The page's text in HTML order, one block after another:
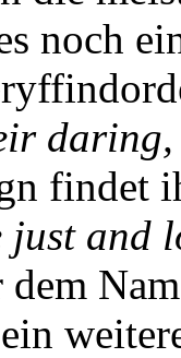
noch
daring,
findet
just and